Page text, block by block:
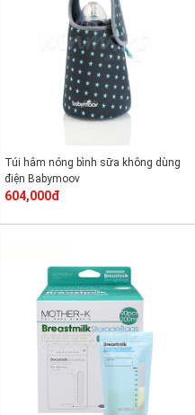
Túi hâm nóng bình sữa không dùng
điện Babymoov
604,000đ